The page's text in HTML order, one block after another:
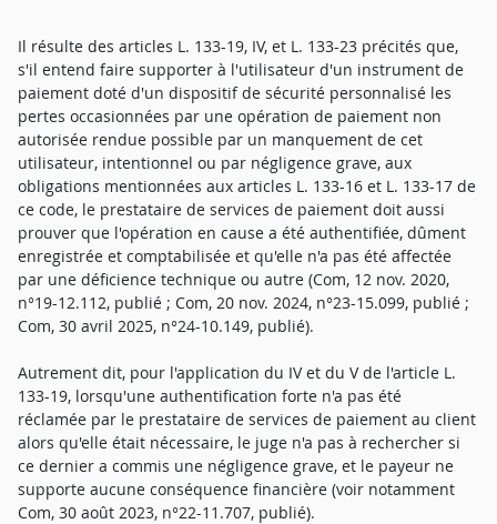
Il résulte des articles L. 133-19, IV, et L. 133-23 précités que,
s'il entend faire supporter à l'utilisateur d'un instrument de
paiement doté d'un dispositif de sécurité personnalisé les
pertes occasionnées par une opération de paiement non
autorisée rendue possible par un manquement de cet
utilisateur, intentionnel ou par négligence grave, aux
obligations mentionnées aux articles L. 133-16 et L. 133-17 de
ce code, le prestataire de services de paiement doit aussi
prouver que l'opération en cause a été authentifiée, dûment
enregistrée et comptabilisée et qu'elle n'a pas été affectée
par une déficience technique ou autre (Com, 12 nov. 2020,
n°19-12.112, publié ; Com, 20 nov. 2024, n°23-15.099, publié ;
Com, 30 avril 2025, n°24-10.149, publié).
Autrement dit, pour l'application du IV et du V de l'article L.
133-19, lorsqu'une authentification forte n'a pas été
réclamée par le prestataire de services de paiement au client
alors qu'elle était nécessaire, le juge n'a pas à rechercher si
ce dernier a commis une négligence grave, et le payeur ne
supporte aucune conséquence financière (voir notamment
Com, 30 août 2023, n°22-11.707, publié).